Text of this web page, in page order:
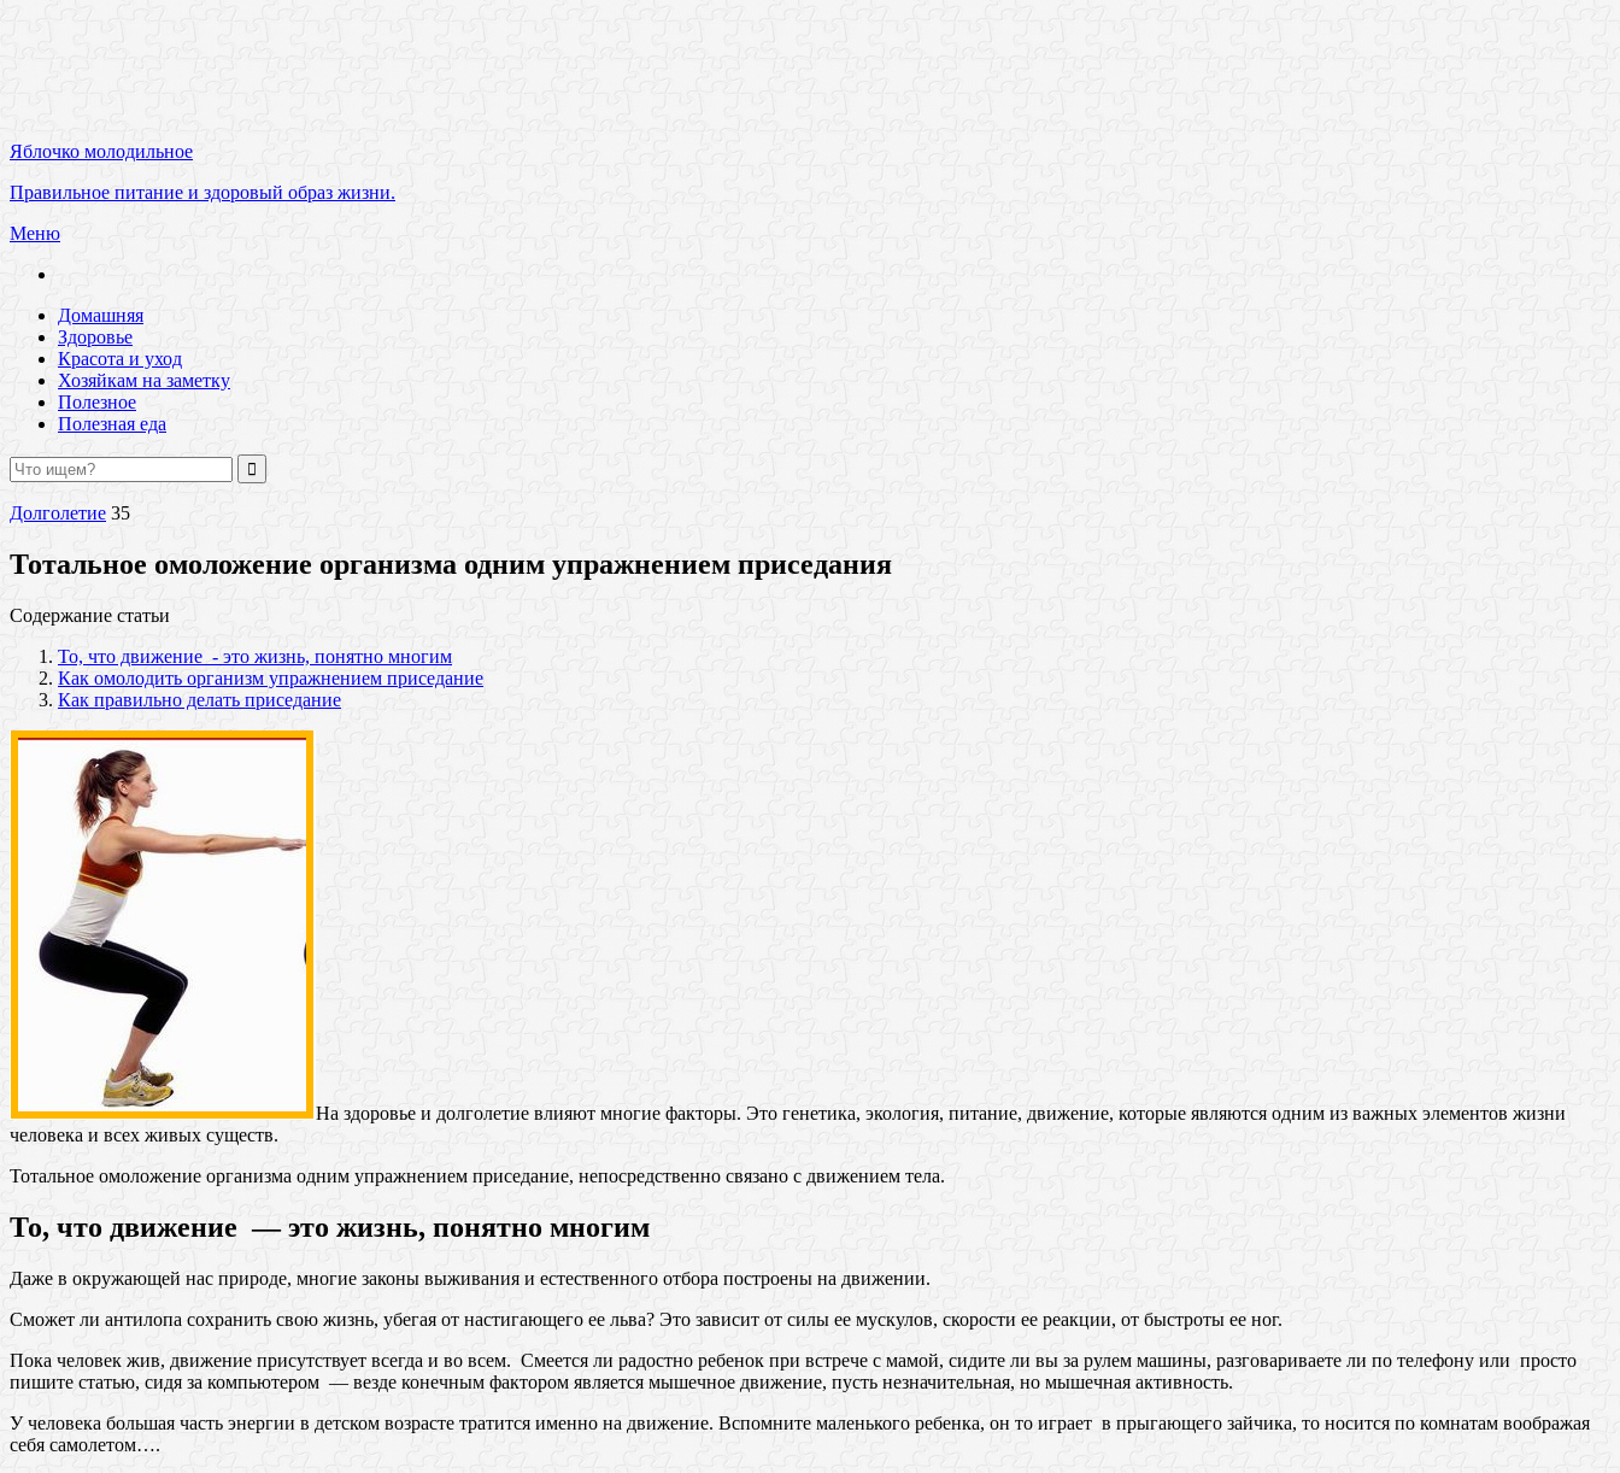
Яблочко молодильное
Правильное питание и здоровый образ жизни.
Меню
Домашняя
Здоровье
Красота и уход
Хозяйкам на заметку
Полезное
Полезная еда
Долголетие 35
Тотальное омоложение организма одним упражнением приседания
Содержание статьи
То, чтo движeние - этo жизнь, понятно многим
Как омолодить организм упражнением приседание
Как правильно делать приседание
На здоровье и долголетие влияют многие факторы. Это генетика, экология, питание, движение, которые являются одним из важных элементов жизни
человека и всех живых существ.
Тотальное омоложение организма одним упражнением приседание, непосредственно связано с движением тела.
То, чтo движeние — этo жизнь, понятно многим
Даже в окружающей нас природе, многие законы выживания и естественного отбора построены на движении.
Сможет ли антилопа сохранить свою жизнь, убегая от настигающего ее льва? Это зависит от силы ее мускулов, скорости ее реакции, от быстроты ее ног.
Пока человек жив, движение присутствует всегда и во всем. Смеется ли радостно ребенок при встрече с мамой, сидите ли вы за рулем машины, разговариваете ли по телефону или просто
пишите статью, сидя за компьютером — везде конечным фактором является мышечное движение, пусть незначительная, но мышечная активность.
У человека большая часть энергии в детском возрасте тратится именно на движение. Вспомните маленького ребенка, он то играет в прыгающего зайчика, то носится по комнатам воображая
себя самолетом….